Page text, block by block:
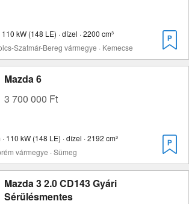
kW (148 LE) · dízel · 2200 cm³
Szatmár-Bereg vármegye · Kemecse
Mazda 6
3 700 000 Ft
110 kW (148 LE) · dízel · 2192 cm³
vármegye · Sümeg
Mazda 3 2.0 CD143 Gyári
Sérülésmentes